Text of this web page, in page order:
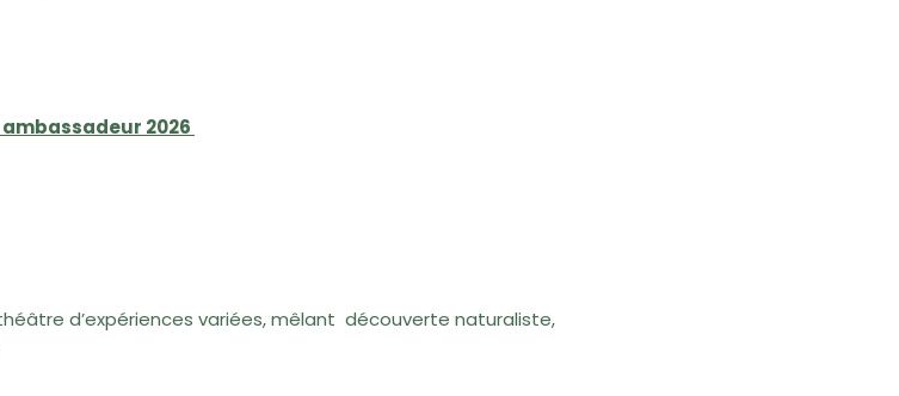
ambassadeur 2026
d’expériences variées, mêlant découverte naturaliste,